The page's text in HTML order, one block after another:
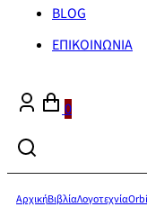
BLOG
ΕΠΙΚΟΙΝΩΝΙΑ
0
ΑρχικήΒιβλίαΛογοτεχνία